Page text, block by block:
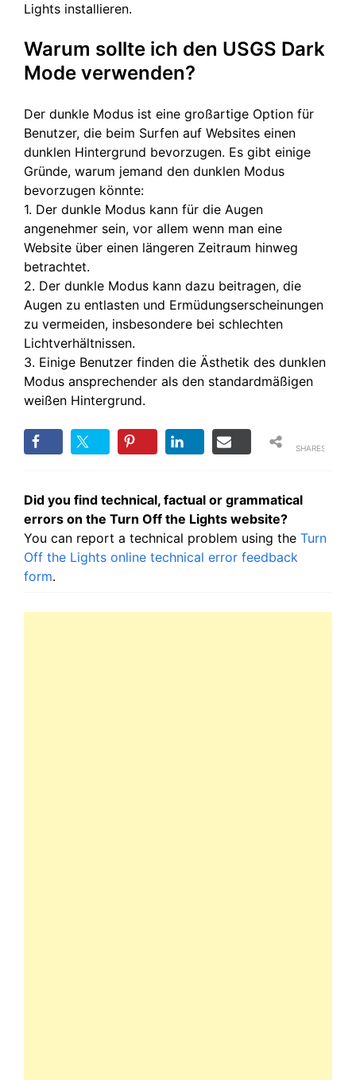
Lights installieren.
Warum sollte ich den USGS Dark
Mode verwenden?
Der dunkle Modus ist eine großartige Option für
Benutzer, die beim Surfen auf Websites einen
dunklen Hintergrund bevorzugen. Es gibt einige
Gründe, warum jemand den dunklen Modus
bevorzugen könnte:
1. Der dunkle Modus kann für die Augen
angenehmer sein, vor allem wenn man eine
Website über einen längeren Zeitraum hinweg
betrachtet.
2. Der dunkle Modus kann dazu beitragen, die
Augen zu entlasten und Ermüdungserscheinungen
zu vermeiden, insbesondere bei schlechten
Lichtverhältnissen.
3. Einige Benutzer finden die Ästhetik des dunklen
Modus ansprechender als den standardmäßigen
weißen Hintergrund.
SHARES
Did you find technical, factual or grammatical
errors on the Turn Off the Lights website?
You can report a technical problem using the Turn
Off the Lights online technical error feedback
form.